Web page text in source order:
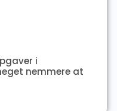
i
nemmere at